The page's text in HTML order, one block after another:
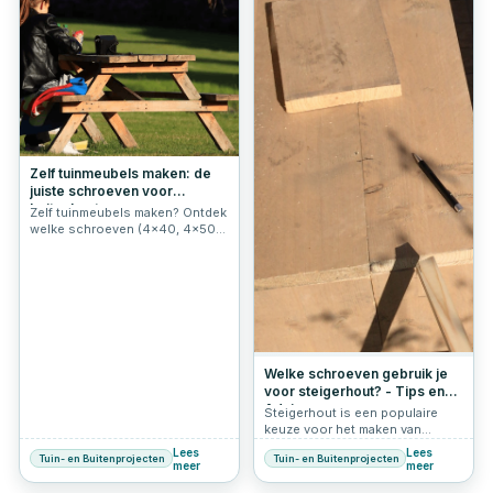
deze coating zijn Woodies
schroeven sterker, duurzamer
en betrouwbaarder dan veel
standaard RVS-alternatieven.
verzorgde look van uw
buitenruimte. Hieronder leest u
waarom paalkapjes verzinkt en
andere varianten essentieel zijn
voor uw schutting.
Zelf tuinmeubels maken: de
juiste schroeven voor
buitenhout
Zelf tuinmeubels maken? Ontdek
welke schroeven (4x40, 4x50,
Tuin- en Buitenprojecten
Lees
meer
Welke schroeven gebruik je
voor steigerhout? - Tips en
Advies
Steigerhout is een populaire
keuze voor het maken van
meubels, tuinafscheidingen en
andere doe-het-zelfprojecten.
Maar welke schroeven zijn het
Tuin- en Buitenprojecten
Lees
meer